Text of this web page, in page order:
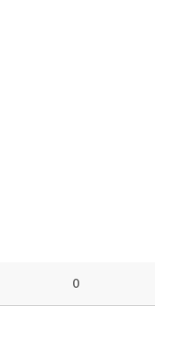
0